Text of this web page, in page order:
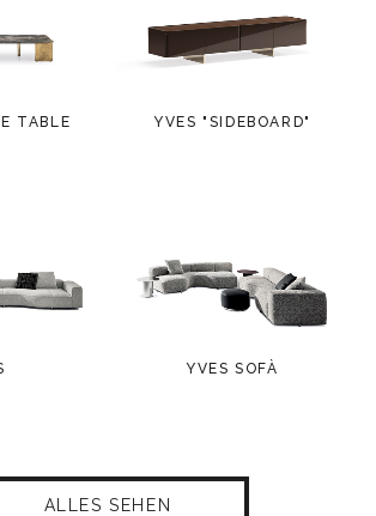
TABLE YVES "SIDEBOARD"
YVES SOFÀ
ALLES SEHEN